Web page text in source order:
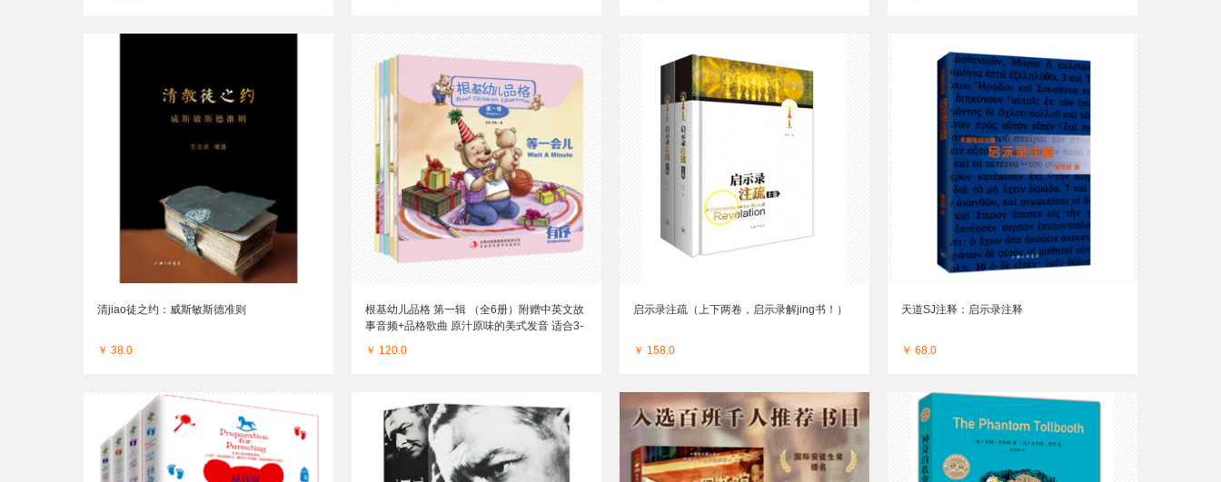
清jiao徒之约：威斯敏斯德准则
￥ 38.0
根基幼儿品格 第一辑 （全6册）附赠中英文故
事音频+品格歌曲 原汁原味的美式发音 适合3-
￥ 120.0
启示录注疏（上下两卷，启示录解jing书！）
￥ 158.0
天道SJ注释：启示录注释
￥ 68.0